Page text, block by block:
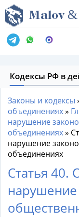
Malov &
Кодексы РФ в
Законы и кодексы
объединениях»
нарушение
объединениях»
нарушение
объединениях
Статья 40.